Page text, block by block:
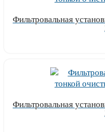
Фильтровальная
Фильтровальная